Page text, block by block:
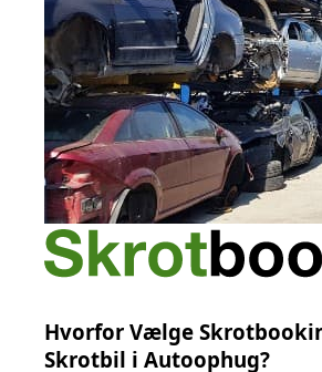
Hvorfor Vælge
Skrotbil i Autoophug?